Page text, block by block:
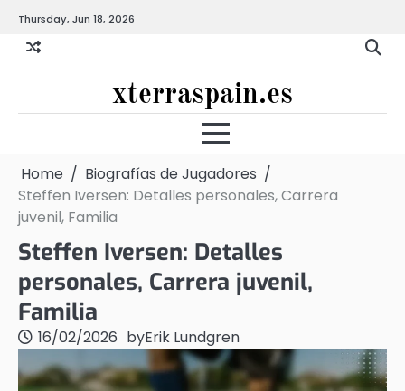
content
Thursday, Jun 18, 2026
xterraspain.es
Home
Biografías de Jugadores
Steffen Iversen: Detalles personales, Carrera
juvenil, Familia
Steffen Iversen: Detalles
personales, Carrera juvenil,
Familia
16/02/2026 byErik Lundgren